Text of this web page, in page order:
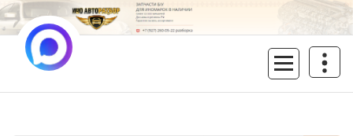
Перейти
к
содержимому